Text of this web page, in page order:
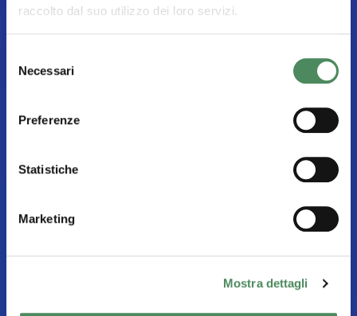
raccolto dal suo utilizzo dei loro servizi.
delNecessari
Preferenze
Statistiche
Marketing
Mostra dettagli